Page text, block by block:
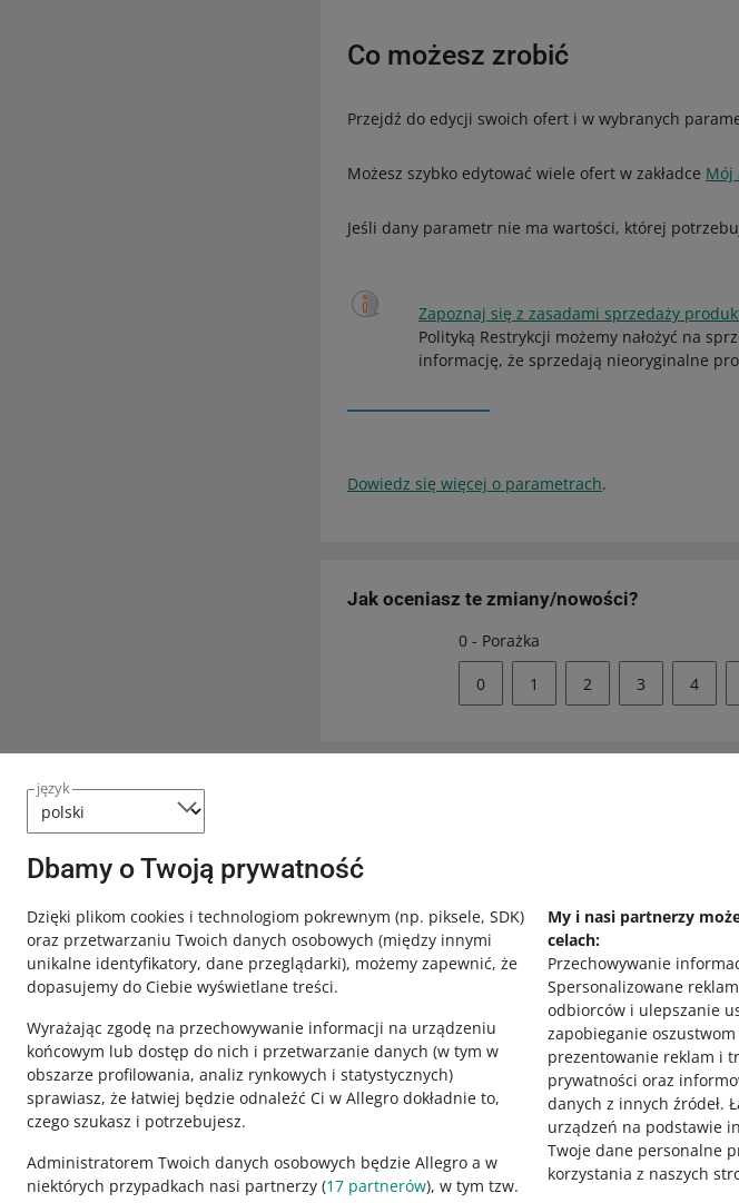
język
Dbamy o Twoją prywatność
Dzięki plikom cookies i technologiom pokrewnym (np. piksele, SDK)
oraz przetwarzaniu Twoich danych osobowych (między innymi
unikalne identyfikatory, dane przeglądarki), możemy zapewnić, że
dopasujemy do Ciebie wyświetlane treści.
Wyrażając zgodę na przechowywanie informacji na urządzeniu
końcowym lub dostęp do nich i przetwarzanie danych (w tym w
obszarze profilowania, analiz rynkowych i statystycznych)
sprawiasz, że łatwiej będzie odnaleźć Ci w Allegro dokładnie to,
czego szukasz i potrzebujesz.
Administratorem Twoich danych osobowych będzie Allegro a w
niektórych przypadkach nasi partnerzy (17 partnerów), w tym tzw.
My i nasi partnerzy
celach:
Przechowywanie
Spersonalizowane
odbiorców i ulepszanie
zapobieganie
prezentowanie reklam i
prywatności oraz
danych z innych źródeł.
urządzeń na podstawie
Twoje dane personalne
korzystania z naszych
Co możesz zrobić
Przejdź do edycji swoich ofert i w wybranych
Możesz szybko edytować wiele ofert w zakładce Mój
Jeśli dany parametr nie ma wartości, której
Zapoznaj się z zasadami sprzedaży
Polityką Restrykcji możemy nałożyć na
informację, że sprzedają nieoryginalne
Dowiedz się więcej o parametrach.
Jak oceniasz te zmiany/nowości?
0 - Porażka
0 1 2 3 4